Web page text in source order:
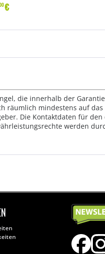
€
die innerhalb der
räumlich mindestens auf das
Die Kontaktdaten für
werden